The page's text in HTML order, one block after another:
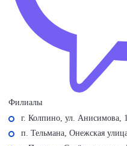
Филиалы
г. Колпино, ул. Анисимова,
п. Тельмана, Онежская